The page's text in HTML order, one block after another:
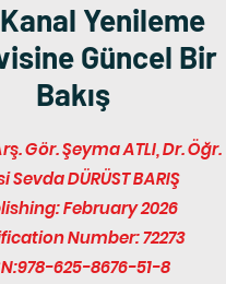
Yenileme
Güncel Bir
Bakış
Gör. Şeyma ATLI, Dr. Öğr.
Sevda DÜRÜST BARIŞ
February 2026
Number: 72273
978-625-8676-51-8